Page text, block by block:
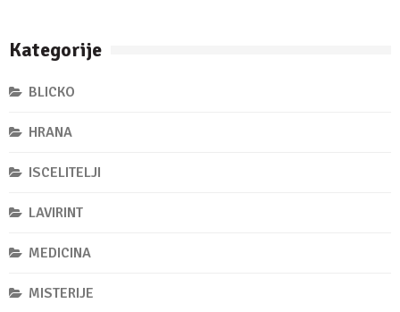
Kategorije
BLICKO
HRANA
ISCELITELJI
LAVIRINT
MEDICINA
MISTERIJE